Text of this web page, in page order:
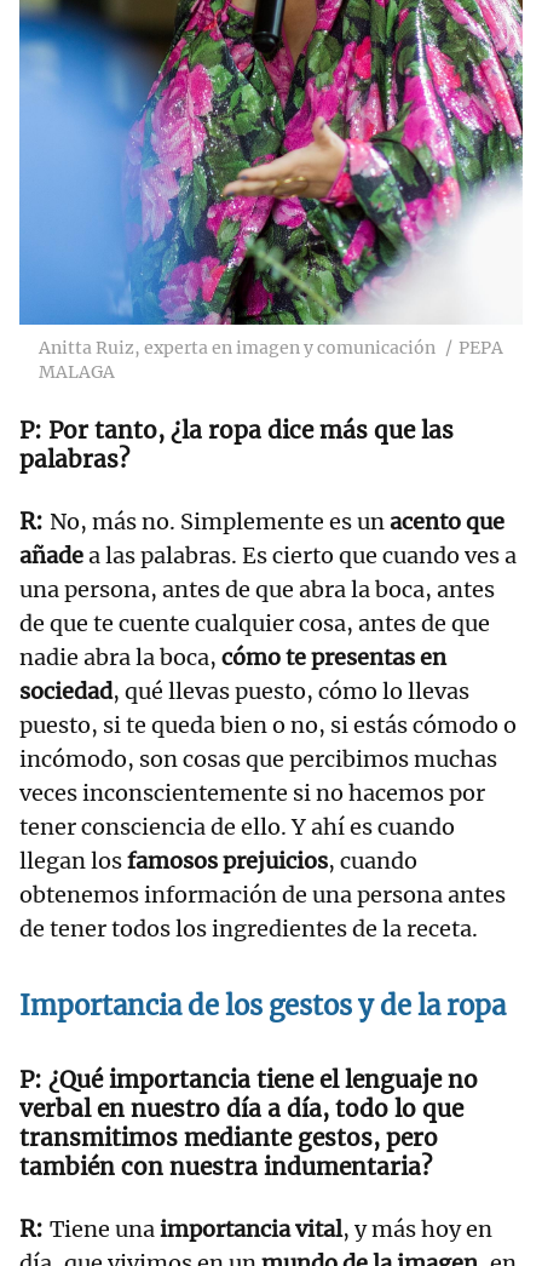
Anitta Ruiz, experta en imagen y comunicación
PEPA
MALAGA
Por tanto, ¿la ropa dice más que las
palabras?
No, más no. Simplemente es unacento que
añadea las palabras. Es cierto que cuando ves a
una persona, antes de que abra la boca, antes
de que te cuente cualquier cosa, antes de que
nadie abra la boca, cómo te presentas en
sociedad, qué llevas puesto, cómo lo llevas
puesto, si te queda bien o no, si estás cómodo o
incómodo, son cosas que percibimos muchas
veces inconscientemente si no hacemos por
tener consciencia de ello. Y ahí es cuando
llegan losfamosos prejuicios, cuando
obtenemos información de una persona antes
de tener todos los ingredientes de la receta.
Importancia de los gestos y de la ropa
¿Qué importancia tiene el lenguaje no
verbal en nuestro día a día, todo lo que
transmitimos mediante gestos, pero
también con nuestra indumentaria?
Tiene unaimportancia vital, y más hoy en